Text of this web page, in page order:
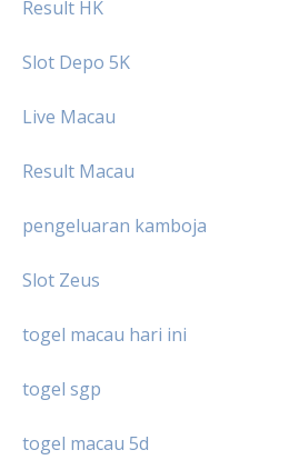
Result HK
Slot Depo 5K
Live Macau
Result Macau
pengeluaran kamboja
Slot Zeus
togel macau hari ini
togel sgp
togel macau 5d